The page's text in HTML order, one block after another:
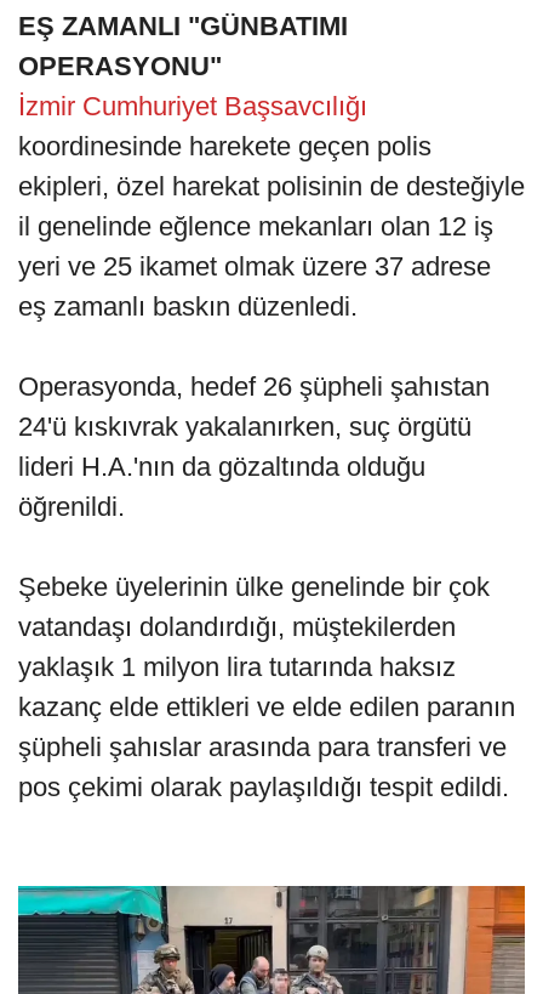
EŞ ZAMANLI "GÜNBATIMI
OPERASYONU"
İzmir Cumhuriyet Başsavcılığı
koordinesinde harekete geçen polis
ekipleri, özel harekat polisinin de desteğiyle
il genelinde eğlence mekanları olan 12 iş
yeri ve 25 ikamet olmak üzere 37 adrese
eş zamanlı baskın düzenledi.
Operasyonda, hedef 26 şüpheli şahıstan
24'ü kıskıvrak yakalanırken, suç örgütü
lideri H.A.'nın da gözaltında olduğu
öğrenildi.
Şebeke üyelerinin ülke genelinde bir çok
vatandaşı dolandırdığı, müştekilerden
yaklaşık 1 milyon lira tutarında haksız
kazanç elde ettikleri ve elde edilen paranın
şüpheli şahıslar arasında para transferi ve
pos çekimi olarak paylaşıldığı tespit edildi.